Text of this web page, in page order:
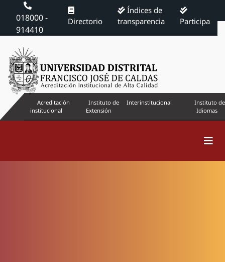
018000 -
914410
Directorio
Índices de
transparencia
Participa
Acreditación
institucional
Instituto de
Extensión
Interinstitucional
Instituto de
Idiomas